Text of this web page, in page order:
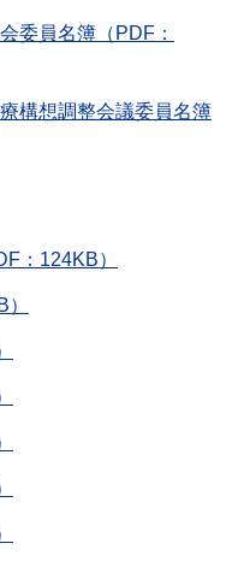
委員名簿（PDF：
構想調整会議委員名簿
：124KB）